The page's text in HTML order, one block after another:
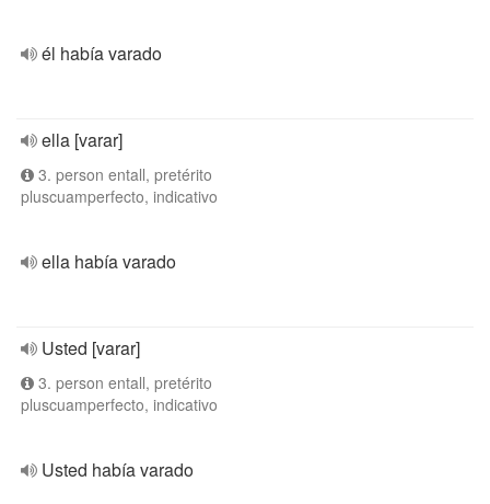
él había varado
ella [varar]
3. person entall, pretérito
pluscuamperfecto, indicativo
ella había varado
Usted [varar]
3. person entall, pretérito
pluscuamperfecto, indicativo
Usted había varado